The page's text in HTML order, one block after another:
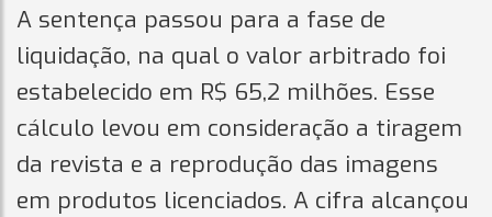
A sentença passou para a fase de
liquidação, na qual o valor arbitrado foi
estabelecido em R$ 65,2 milhões. Esse
cálculo levou em consideração a tiragem
da revista e a reprodução das imagens
em produtos licenciados. A cifra alcançou